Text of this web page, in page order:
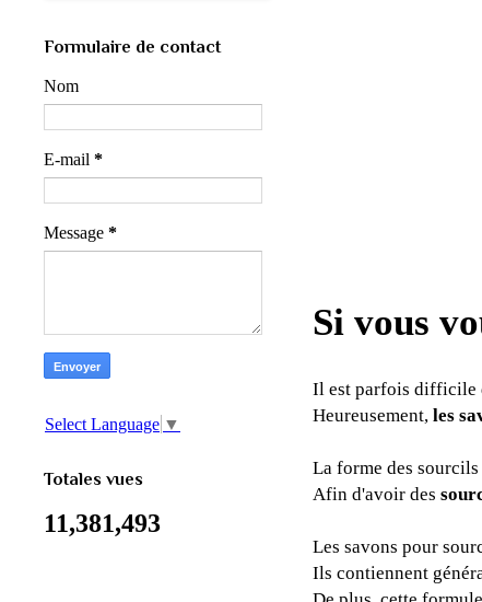
Si vous
Il est parfois difficile
Heureusement, les
La forme des
Afin d'avoir des
Les savons pour
Ils contiennent
Formulaire de contact
Nom
E-mail *
Message *
Select Language ▼
Totales vues
11,381,493